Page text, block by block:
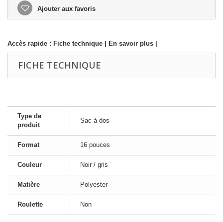
Ajouter aux favoris
Accès rapide : Fiche technique En savoir plus
FICHE TECHNIQUE
Type de
produit
Sac à dos
Format 16 pouces
Couleur Noir / gris
Matière Polyester
Roulette Non